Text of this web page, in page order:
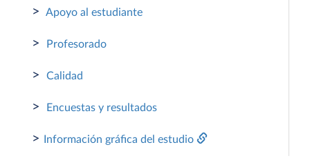
> Apoyo al estudiante
> Profesorado
> Calidad
> Encuestas y resultados
> Información gráfica del estudio